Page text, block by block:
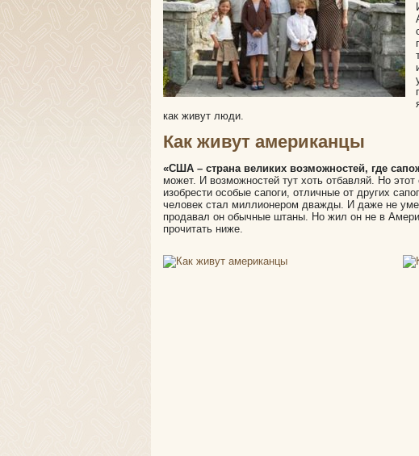
как живут люди.
Как живут американцы
«США – страна великих возможностей, где
может. И возможностей тут хоть отбавляй. Но
изобрести особые сапоги, отличные от других
человек стал миллионером дважды. И даже не
продавал он обычные штаны. Но жил он не в
прочитать ниже.